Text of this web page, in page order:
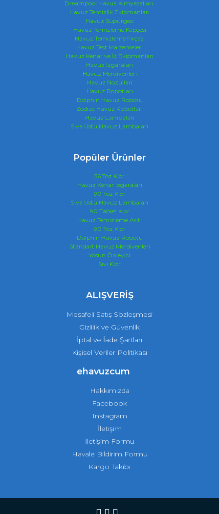
Dreampool Havuz Kimyasalları
Havuz Temizlik Ekipmanları
Havuz Süpürgesi
Havuz Temizleme Kepçesi
Havuz Temizleme Fırçası
Havuz Test Malzemeleri
Havuz Kenar ve İç Ekipmanları
Havuz Izgaraları
Havuz Merdivenleri
Havuz Nozulları
Havuz Robotları
Dolphin Havuz Robotu
Zodiac Havuz Robotları
Havuz Lambaları
Sıva Üstü Havuz Lambaları
Popüler Ürünler
56 Toz Klor
Havuz Kenar Izgaraları
90 Toz Klor
Sıva Üstü Havuz Lambaları
90 Tablet Klor
Havuz Temizleme Asiti
90 Toz Klor
Dolphin Havuz Robotu
Standart Havuz Merdivenleri
Yosun Önleyici
Sıvı Klor
ALIŞVERİŞ
Mesafeli Satış Sözleşmesi
Gizlilik ve Güvenlik
İptal ve İade Şartları
Kişisel Veriler Politikası
ehavuzcum
Hakkımızda
Facebook
Instagram
İletişim
İletişim Formu
Havale Bildirim Formu
Kargo Takibi